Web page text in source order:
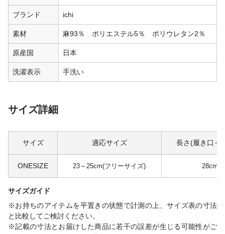
ブランド ichi
素材 麻93％ ポリエステル5％ ポリウレタン2％
原産国 日本
洗濯表示 手洗い
サイズ詳細
サイズ 適応サイズ 長さ(履き口～
ONESIZE 23～25cm(フリーサイズ) 28cm
サイズガイド
※お持ちのアイテムを平置きの状態で計測の上、サイズ表の寸法
と比較してご検討ください。
※記載の寸法とお届けした商品に若干の誤差が生じる可能性がご